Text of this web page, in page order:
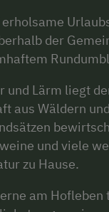
erholsame
der
und Lärm liegt
aus Wäldern
und viele
zu Hause.
am